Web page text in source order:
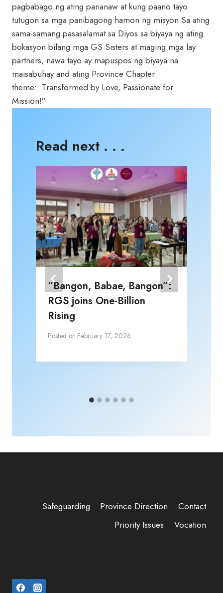
pagbabago ng ating pananaw at kung paano tayo
tutugon sa mga panibagong hamon ng misyon.Sa ating
sama-samang pasasalamat sa Diyos sa biyaya ng ating
bokasyon bilang mga GS Sisters at maging mga lay
partners, nawa tayo ay mapuspos ng biyaya na
maisabuhay and ating Province Chapter
theme: Transformed by Love, Passionate for
Mission!”
Read next . . .
“Bangon, Babae, Bangon”:
RGS joins One-Billion
Rising
Posted on February 17, 2026
Safeguarding Province Direction
Contact
Priority Issues
Vocation